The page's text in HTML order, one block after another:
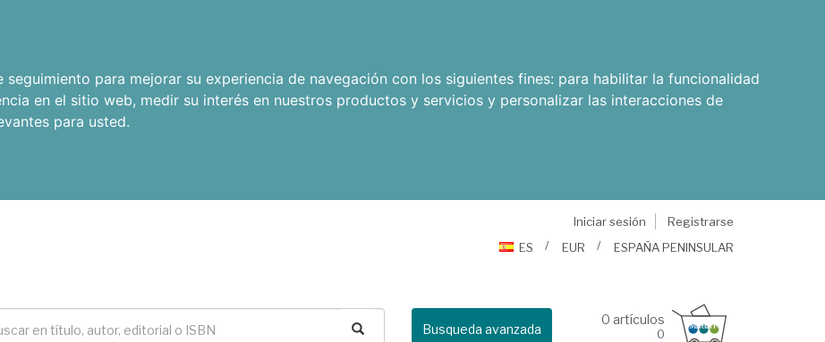
para mejorar su experiencia de navegación con los siguientes fines: para habilitar la funcionalidad
en el sitio web, medir su interés en nuestros productos y servicios y personalizar las interacciones de
para usted.
Iniciar sesión
Registrarse
ES
EUR ESPAÑA PENINSULAR
Busqueda avanzada
0 artículos
0